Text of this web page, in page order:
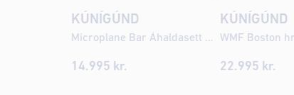
KÚNÍGÚND
Microplane Bar Áhaldasett Svart
14.995 kr.
KÚNÍGÚND
22.995 kr.